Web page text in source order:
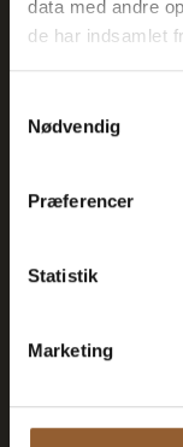
data med andre
de har indsamlet
Nødvendig
Præferencer
Statistik
Marketing
Kan